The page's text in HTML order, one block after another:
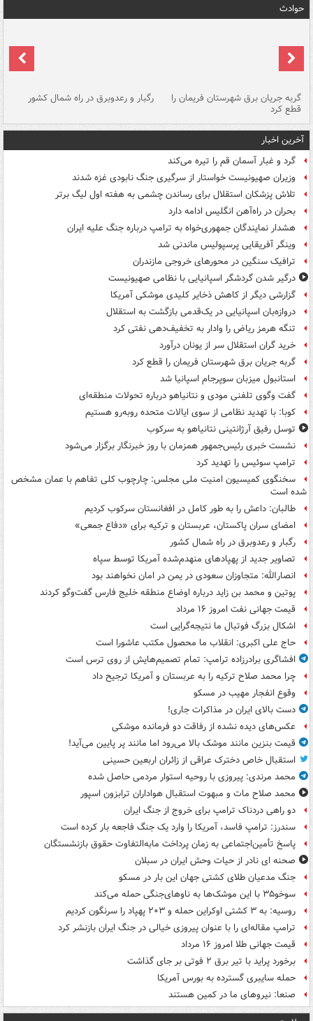
حوادث
گربه جریان برق شهرستان فریمان را
قطع کرد
رگبار و رعدوبرق در راه شمال کشور
آخرین اخبار
گرد و غبار آسمان قم را تیره می‌کند
وزیران صهیونیست خواستار از سرگیری جنگ نابودی غزه شدند
تلاش پزشکان استقلال برای رساندن چشمی به هفته اول لیگ برتر
بحران در راه‌آهن انگلیس ادامه دارد
هشدار نمایندگان جمهوری‌خواه به ترامپ درباره جنگ علیه ایران
وینگر آفریقایی پرسپولیس ماندنی شد
ترافیک سنگین در محورهای خروجی مازندران
درگیر شدن گردشگر اسپانیایی با نظامی صهیونیست
گزارشی دیگر از کاهش ذخایر کلیدی موشکی آمریکا
دروازه‌بان اسپانیایی در یک‌قدمی بازگشت به استقلال
تنگه هرمز ریاض را وادار به تخفیف‌دهی نفتی کرد
خرید گران استقلال سر از یونان درآورد
گربه جریان برق شهرستان فریمان را قطع کرد
استانبول میزبان سوپرجام اسپانیا شد
گفت وگوی تلفنی مودی و نتانیاهو درباره تحولات منطقه‌ای
کوبا: با تهدید نظامی از سوی ایالات متحده روبه‌رو هستیم
توسل رفیق آرژانتینی نتانیاهو به سرکوب
نشست خبری رئیس‌جمهور همزمان با روز خبرنگار برگزار می‌شود
ترامپ سوئیس را تهدید کرد
سخنگوی کمیسیون امنیت ملی مجلس: چارچوب کلی تفاهم با عمان مشخص
شده است
طالبان: داعش را به طور کامل در افغانستان سرکوب کردیم
امضای سران پاکستان، عربستان و ترکیه برای «دفاع جمعی»
رگبار و رعدوبرق در راه شمال کشور
تصاویر جدید از پهپادهای منهدم‌شده آمریکا توسط سپاه
انصارالله: متجاوزان سعودی در یمن در امان نخواهند بود
پوتین و محمد بن زاید درباره اوضاع منطقه خلیج فارس گفت‌وگو کردند
قیمت جهانی نفت امروز ۱۶ مرداد
اشکال بزرگ فوتبال ما نتیجه‌گرایی است
حاج علی اکبری: انقلاب ما محصول مکتب عاشورا است
افشاگری برادرزاده ترامپ: تمام تصمیم‌هایش از روی ترس است
چرا محمد صلاح ترکیه را به عربستان و آمریکا ترجیح داد
وقوع انفجار مهیب در مسکو
دست بالای ایران در مذاکرات جاری!
عکس‌های دیده نشده از رفاقت دو فرمانده‌ موشکی
قیمت بنزین مانند موشک بالا می‌رود اما مانند پر پایین می‌آید!
استقبال خاص دخترک عراقی از زائران اربعین حسینی
محمد مرندی: پیروزی با روحیه استوار مردمی حاصل شده
محمد صلاح مات و مبهوت استقبال هواداران ترابزون اسپور
دو راهی دردناک ترامپ برای خروج از جنگ ایران
سندرز: ترامپ فاسد، آمریکا را وارد یک جنگ فاجعه بار کرده است
پاسخ تأمین‌اجتماعی به زمان پرداخت مابه‌التفاوت حقوق بازنشستگان
صحنه ای نادر از حیات وحش ایران در سبلان
جنگ مدعیان طلای کشتی جهان این بار در مسکو
سوخو۳۵ با این موشک‌ها به ناوهای‌جنگی حمله می‌کند
روسیه: به ۳ کشتی اوکراین حمله و ۲۰۳ پهپاد را سرنگون کردیم
ترامپ مقاله‌ای را با عنوان پیروزی خیالی در جنگ ایران بازنشر کرد
قیمت جهانی طلا امروز ۱۶ مرداد
برخورد پراید با تیر برق ۲ فوتی بر جای گذاشت
حمله سایبری گسترده به بورس آمریکا
صنعا: نیروهای ما در کمین‌ هستند